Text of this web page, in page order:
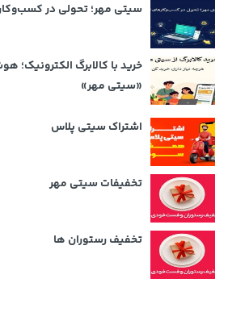
سیتی مهر؛ تحولی در
خرید با کالابرگ الکترونیک؛
«سیتی مهر»
اشتراک سیتی پلاس
تخفیفات سیتی مهر
تخفیف رستوران ها